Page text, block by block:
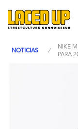
NOTICIAS /
NIKE
PARA